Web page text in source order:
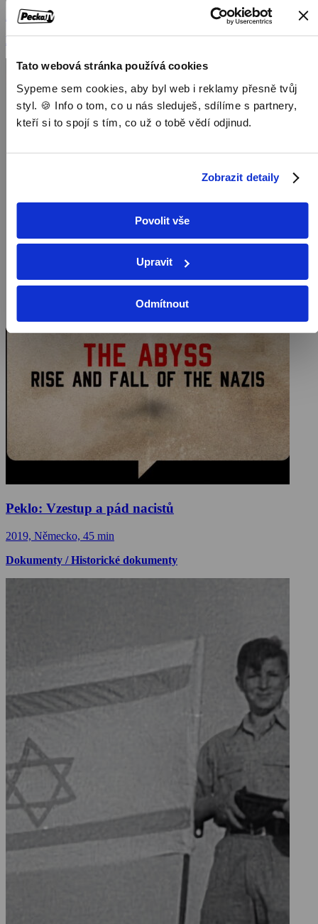
Tato webová stránka používá cookies
Sypeme sem cookies, aby byl web i reklamy přesně tvůj
styl. 🍪 Info o tom, co u nás sleduješ, sdílíme s partnery,
kteří si to spojí s tím, co už o tobě vědí odjinud.
Zobrazit detaily
Povolit vše
Upravit
Odmítnout
2022, USA, 50 min
Dokumenty / Historické dokumenty
Peklo: Vzestup a pád nacistů
2019, Německo, 45 min
Dokumenty / Historické dokumenty